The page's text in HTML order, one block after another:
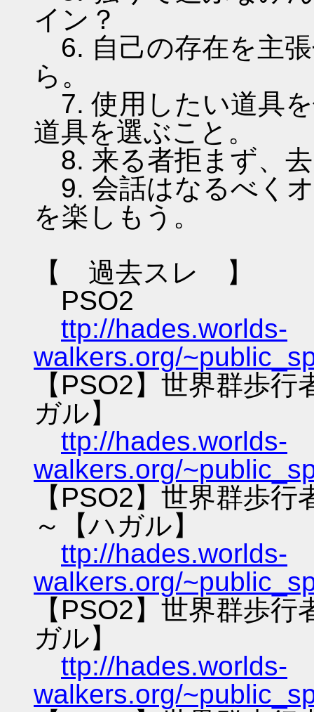
イン？
6. 自己の存在を主
ら。
7. 使用したい道具
道具を選ぶこと。
8. 来る者拒まず、
9. 会話はなるべく
を楽しもう。
【 過去スレ 】
PSO2
ttp://hades.worlds-
walkers.org/
【PSO2】世界群歩
ガル】
ttp://hades.worlds-
walkers.org/
【PSO2】世界群歩
～【ハガル】
ttp://hades.worlds-
walkers.org/
【PSO2】世界群歩
ガル】
ttp://hades.worlds-
walkers.org/